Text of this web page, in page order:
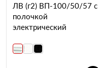
ЛВ (г2) ВП-100/50/57 с
полочкой
электрический